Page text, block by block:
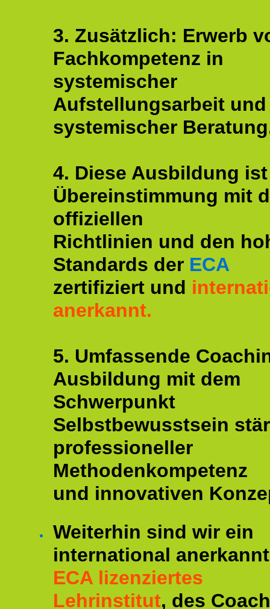
3. Zusätzlich: Erwerb
Fachkompetenz in
systemischer
Aufstellungsarbeit und
systemischer
4. Diese Ausbildung
Übereinstimmung mit
offiziellen
Richtlinien und den
Standards der ECA
zertifiziert und
anerkannt.
5. Umfassende
Ausbildung mit dem
Schwerpunkt
Selbstbewusstsein
professioneller
Methodenkompetenz
und innovativen
Weiterhin sind wir ein
international
ECA lizenziertes
Lehrinstitut, des